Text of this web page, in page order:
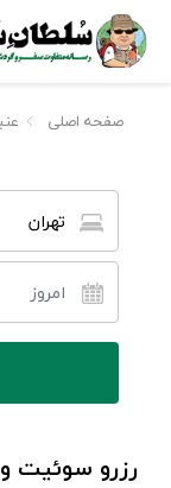
صفحه اصلی
تهران
رزرو سوئیت و